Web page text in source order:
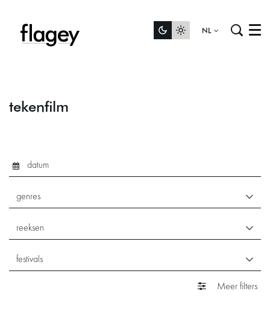
NL Menu
tekenfilm
genres
reeksen
festivals
Meer filters